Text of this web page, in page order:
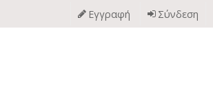
προς
Εγγραφή Σύνδεση